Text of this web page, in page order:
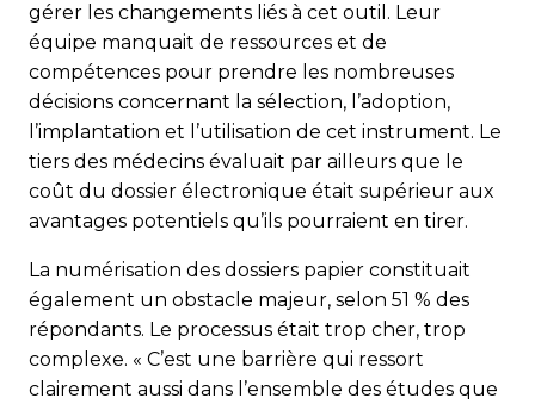
gérer les changements liés à cet outil. Leur
équipe manquait de ressources et de
compétences pour prendre les nombreuses
décisions concernant la sélection, l’adoption,
l’implantation et l’utilisation de cet instrument. Le
tiers des médecins évaluait par ailleurs que le
coût du dossier électronique était supérieur aux
avantages potentiels qu’ils pourraient en tirer.
La numérisation des dossiers papier constituait
également un obstacle majeur, selon 51 % des
répondants. Le processus était trop cher, trop
complexe. « C’est une barrière qui ressort
clairement aussi dans l’ensemble des études que